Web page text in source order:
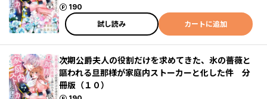
190
ポイント
試し読み
カートに追加
次期公爵夫人の役割だけを求めてきた、氷の薔薇と
謳われる旦那様が家庭内ストーカーと化した件 分
冊版（１０）